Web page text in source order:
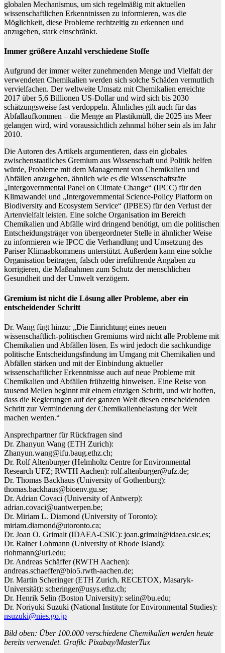
globalen Mechanismus, um sich regelmäßig mit aktuellen
wissenschaftlichen Erkenntnissen zu informieren, was die
Möglichkeit, diese Probleme rechtzeitig zu erkennen und
anzugehen, stark einschränkt.
Immer größere Anzahl verschiedene Stoffe
Aufgrund der immer weiter zunehmenden Menge und Vielfalt der
verwendeten Chemikalien werden sich solche Schäden vermutlich
vervielfachen. Der weltweite Umsatz mit Chemikalien erreichte
2017 über 5,6 Billionen US-Dollar und wird sich bis 2030
schätzungsweise fast verdoppeln. Ähnliches gilt auch für das
Abfallaufkommen – die Menge an Plastikmüll, die 2025 ins Meer
gelangen wird, wird voraussichtlich zehnmal höher sein als im Jahr
2010.
Die Autoren des Artikels argumentieren, dass ein globales
zwischenstaatliches Gremium aus Wissenschaft und Politik helfen
würde, Probleme mit dem Management von Chemikalien und
Abfällen anzugehen, ähnlich wie es die Wissenschaftsräte
„Intergovernmental Panel on Climate Change“ (IPCC) für den
Klimawandel und „Intergovernmental Science-Policy Platform on
Biodiversity and Ecosystem Service“ (IPBES) für den Verlust der
Artenvielfalt leisten. Eine solche Organisation im Bereich
Chemikalien und Abfälle wird dringend benötigt, um die politischen
Entscheidungsträger von übergeordneter Stelle in ähnlicher Weise
zu informieren wie IPCC die Verhandlung und Umsetzung des
Pariser Klimaabkommens unterstützt. Außerdem kann eine solche
Organisation beitragen, falsch oder irreführende Angaben zu
korrigieren, die Maßnahmen zum Schutz der menschlichen
Gesundheit und der Umwelt verzögern.
Gremium ist nicht die Lösung aller Probleme, aber ein
entscheidender Schritt
Dr. Wang fügt hinzu: „Die Einrichtung eines neuen
wissenschaftlich-politischen Gremiums wird nicht alle Probleme mit
Chemikalien und Abfällen lösen. Es wird jedoch die sachkundige
politische Entscheidungsfindung im Umgang mit Chemikalien und
Abfällen stärken und mit der Einbindung aktueller
wissenschaftlicher Erkenntnisse auch auf neue Probleme mit
Chemikalien und Abfällen frühzeitig hinweisen. Eine Reise von
tausend Meilen beginnt mit einem einzigen Schritt, und wir hoffen,
dass die Regierungen auf der ganzen Welt diesen entscheidenden
Schritt zur Verminderung der Chemikalienbelastung der Welt
machen werden.“
Ansprechpartner für Rückfragen sind
Dr. Zhanyun Wang (ETH Zurich):
Zhanyun.wang@ifu.baug.ethz.ch;
Dr. Rolf Altenburger (Helmholtz Centre for Environmental
Research UFZ; RWTH Aachen): rolf.altenburger@ufz.de;
Dr. Thomas Backhaus (University of Gothenburg):
thomas.backhaus@bioenv.gu.se;
Dr. Adrian Covaci (University of Antwerp):
adrian.covaci@uantwerpen.be;
Dr. Miriam L. Diamond (University of Toronto):
miriam.diamond@utoronto.ca;
Dr. Joan O. Grimalt (IDAEA-CSIC): joan.grimalt@idaea.csic.es;
Dr. Rainer Lohmann (University of Rhode Island):
rlohmann@uri.edu;
Dr. Andreas Schäffer (RWTH Aachen):
andreas.schaeffer@bio5.rwth-aachen.de;
Dr. Martin Scheringer (ETH Zurich, RECETOX, Masaryk-
Universität): scheringer@usys.ethz.ch;
Dr. Henrik Selin (Boston University): selin@bu.edu;
Dr. Noriyuki Suzuki (National Institute for Environmental Studies):
nsuzuki@nies.go.jp
Bild oben: Über 100.000 verschiedene Chemikalien werden heute
bereits verwendet. Grafik: Pixabay/MasterTux